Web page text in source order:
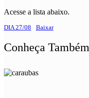
Acesse a lista abaixo.
DIA 27/08 Baixar
Conheça Também